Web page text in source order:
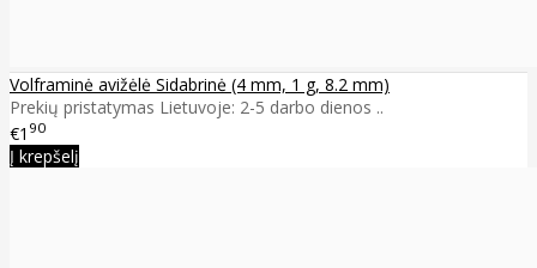
Volframinė avižėlė Sidabrinė (4 mm, 1 g, 8.2 mm)
Prekių pristatymas Lietuvoje: 2-5 darbo dienos ..
€1 90
Į krepšelį